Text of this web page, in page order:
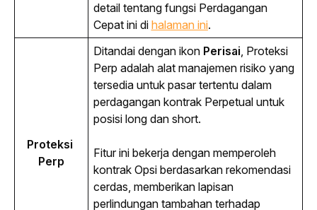
detail tentang fungsi Perdagangan
Cepat ini di halaman ini.
Proteksi
Perp
Ditandai dengan ikon Perisai, Proteksi
Perp adalah alat manajemen risiko yang
tersedia untuk pasar tertentu dalam
perdagangan kontrak Perpetual untuk
posisi long dan short.
Fitur ini bekerja dengan memperoleh
kontrak Opsi berdasarkan rekomendasi
cerdas, memberikan lapisan
perlindungan tambahan terhadap